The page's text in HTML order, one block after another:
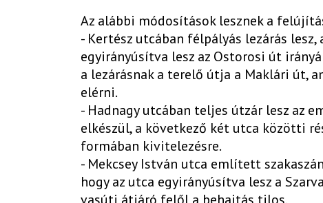
Az alábbi módosítások lesznek a
- Kertész utcában félpályás lezárás
egyirányúsítva lesz az Ostorosi út
a lezárásnak a terelő útja a Maklári út,
elérni.
- Hadnagy utcában teljes útzár lesz az
elkészül, a következő két utca közötti
formában kivitelezésre.
- Mekcsey István utca említett
hogy az utca egyirányúsítva lesz a